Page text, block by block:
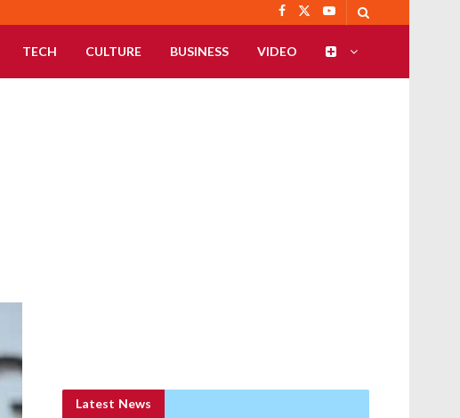
TECH CULTURE BUSINESS VIDEO
Latest News